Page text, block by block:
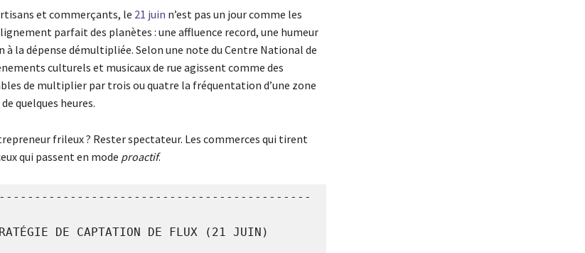
et commerçants, le 21 juin n’est pas un jour comme les
parfait des planètes : une affluence record, une humeur
à la dépense démultipliée. Selon une note du Centre National de
culturels et musicaux de rue agissent comme des
de multiplier par trois ou quatre la fréquentation d’une zone
quelques heures.
frileux ? Rester spectateur. Les commerces qui tirent
qui passent en mode proactif.
DE CAPTATION DE FLUX (21 JUIN)